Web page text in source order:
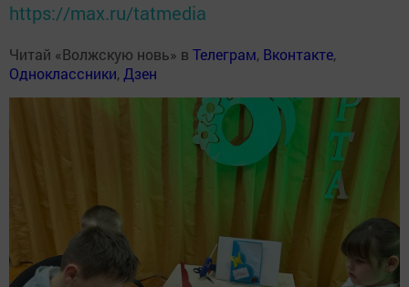
https://max.ru/tatmedia
Читай «Волжскую новь» в Телеграм, Вконтакте,
Одноклассники,Дзен